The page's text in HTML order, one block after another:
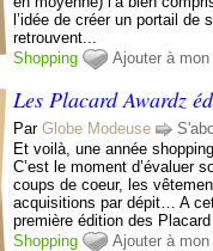
l’idée de créer un portail de
retrouvent...
Shopping
Ajouter à
Les Placard Awardz
ParGlobe Modeuse
Et voilà, une année
C’est le moment d’évaluer
coups de coeur, les
acquisitions par dépit… A
première édition des Placard
Shopping
Ajouter à